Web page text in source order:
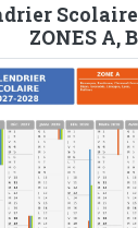
ZONES A,